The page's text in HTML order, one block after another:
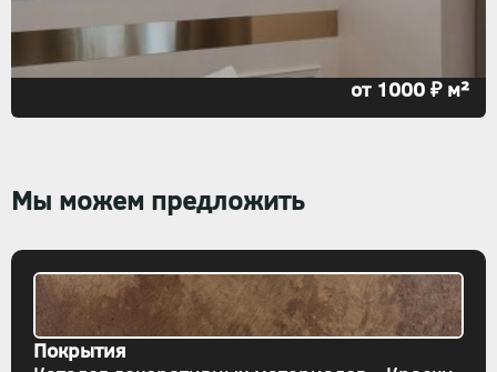
от 1000 ₽ м²
Мы можем предложить
Покрытия